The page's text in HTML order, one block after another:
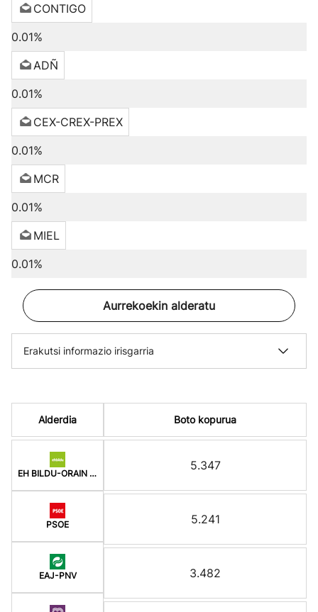
CONTIGO
0.01%
ADÑ
0.01%
CEX-CREX-PREX
0.01%
MCR
0.01%
MIEL
0.01%
Aurrekoekin alderatu
Erakutsi informazio irisgarria
Alderdia
EH BILDU-ORAIN ERREP
PSOE
EAJ-PNV
Boto kopurua
5.347
5.241
3.482